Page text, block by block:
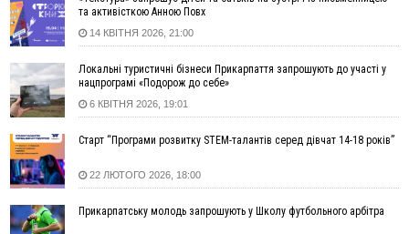
19:52
У Франківську вперше прооперували немовля без
відкритої операції
18:42
На лінії зіткнення загинув керівник пошукового загону
"Плацдарм" Олексій Юков
18:11
СБС за дві доби уразили 13 енергооб'єктів на окупованих
територіях
17:20
Українці подали рекордну кількість заяв до університетів.
Які спеціальності обирають
16:43
Зарплати на Прикарпатті за місяць зросли на 10%, але до
середньої по Україні ще далеко
16:14
Франківець, який стріляв біля АЗС, вийшов під заставу та
та активісткою Анною Повх
14 КВІТНЯ 2026, 21:00
Локальні туристичні бізнеси Прикарпаття запрошують до участі у
нацпрограмі «Подорож до себе»
6 КВІТНЯ 2026, 19:01
Старт “Програми розвитку STEM-талантів серед дівчат 14-18 років”
22 ЛЮТОГО 2026, 18:00
Прикарпатську молодь запрошують у Школу футбольного арбітра